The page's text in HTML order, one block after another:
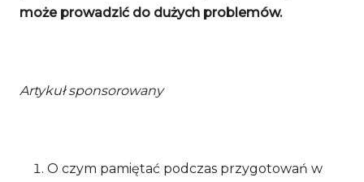
może prowadzić do dużych problemów.
Artykuł sponsorowany
O czym pamiętać podczas przygotowań w